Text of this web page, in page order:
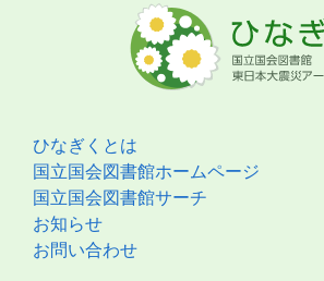
ひなぎくとは
国立国会図書館ホームページ
国立国会図書館サーチ
お知らせ
お問い合わせ